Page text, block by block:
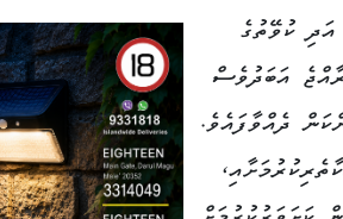
ކުވޭތުގެ
އަބަދުވެސް
ދެއްވާފައެވެ.